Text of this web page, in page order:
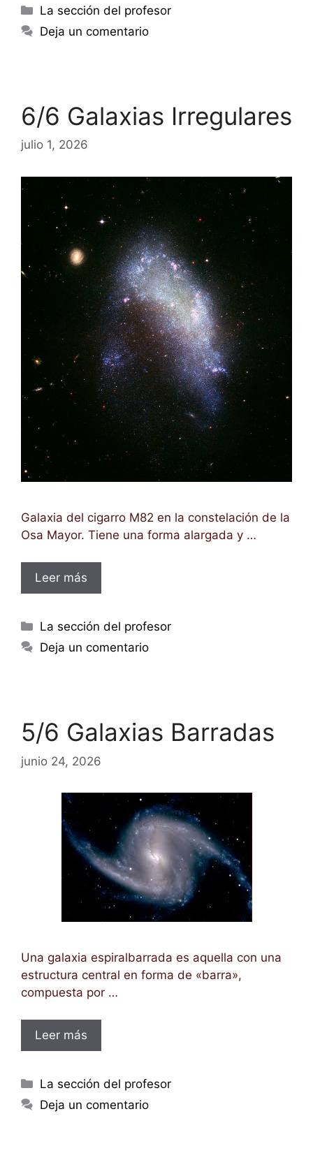
Categorías
La sección del profesor
Deja un comentario
6/6 Galaxias Irregulares
julio 1, 2026
Galaxia del cigarro M82 en la constelación de la
Osa Mayor. Tiene una forma alargada y …
Leer más
Categorías
La sección del profesor
Deja un comentario
5/6 Galaxias Barradas
junio 24, 2026
Una galaxia espiralbarrada es aquella con una
estructura central en forma de «barra»,
compuesta por …
Leer más
Categorías
La sección del profesor
Deja un comentario